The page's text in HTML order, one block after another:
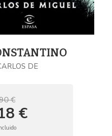
DE
€
€